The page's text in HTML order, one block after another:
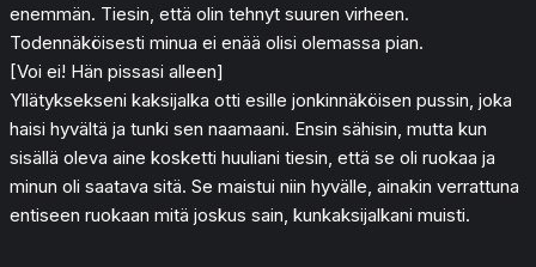
enemmän. Tiesin, että olin tehnyt suuren virheen.
Todennäköisesti minua ei enää olisi olemassa pian.
[Voi ei! Hän pissasi alleen]
Yllätyksekseni kaksijalka otti esille jonkinnäköisen pussin, joka
haisi hyvältä ja tunki sen naamaani. Ensin sähisin, mutta kun
sisällä oleva aine kosketti huuliani tiesin, että se oli ruokaa ja
minun oli saatava sitä. Se maistui niin hyvälle, ainakin verrattuna
entiseen ruokaan mitä joskus sain, kunkaksijalkani muisti.